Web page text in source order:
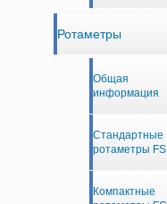
Ротаметры
Общая
информация
Стандартные
ротаметры FS
Компактные